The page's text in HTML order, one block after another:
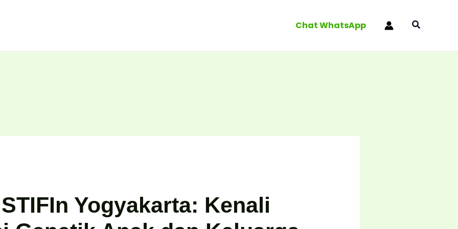
Chat WhatsApp Search
Yogyakarta: Kenali